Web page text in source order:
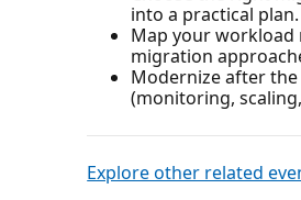
into a practical plan.
Map your workload
migration
Modernize after
(monitoring,
Explore other related